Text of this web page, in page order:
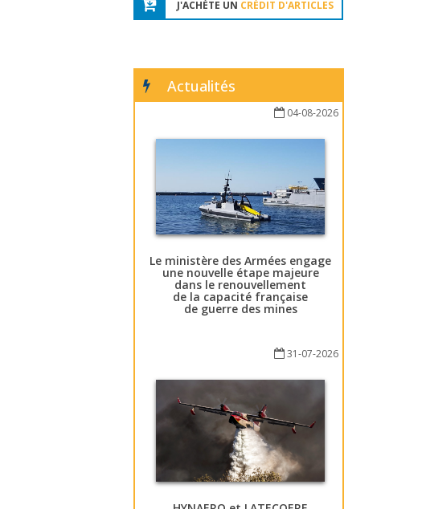
J'ACHÈTE UN CRÉDIT D'ARTICLES
Actualités
04-08-2026
Le ministère des Armées engage
une nouvelle étape majeure
dans le renouvellement
de la capacité française
de guerre des mines
31-07-2026